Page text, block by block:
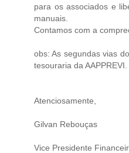
para os associados e
manuais.
Contamos com a
obs: As segundas vias
tesouraria da
Atenciosamente,
Gilvan Rebouças
Vice Presidente